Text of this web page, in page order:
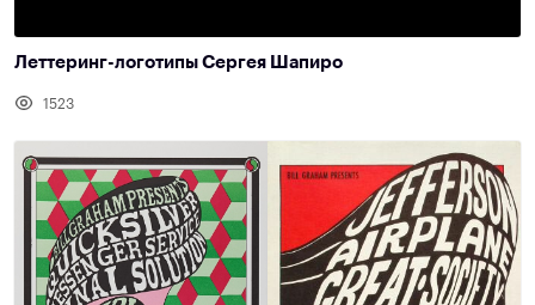
Леттеринг-логотипы Сергея Шапиро
1523